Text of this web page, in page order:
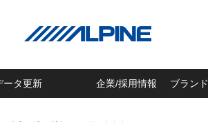
ータ更新 企業/採用情報 ブランド